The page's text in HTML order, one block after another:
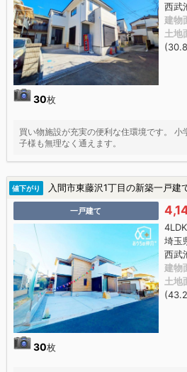
30枚
西武
建物
土地
買い物施設が充実の便利な住環境です。 小
子様も無理なく通えます。
値下がり 入間市東藤沢1丁目の新築一戸建
一戸建て
30枚
埼玉
西武
建物
土地